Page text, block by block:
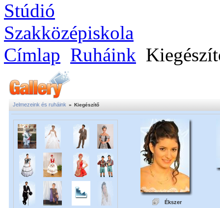
Címlap Ruháink
Jelmezeink és ruháink » Kiegészítő
Ékszer